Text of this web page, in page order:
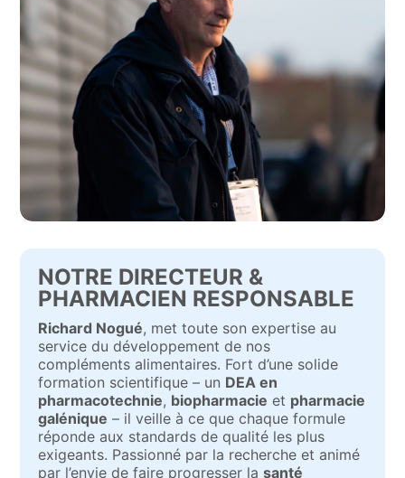
NOTRE DIRECTEUR &
PHARMACIEN RESPONSABLE
Richard Nogué, met toute son expertise au
service du développement de nos
compléments alimentaires. Fort d’une solide
formation scientifique – un DEA en
pharmacotechnie, biopharmacie et pharmacie
galénique – il veille à ce que chaque formule
réponde aux standards de qualité les plus
exigeants. Passionné par la recherche et animé
par l’envie de faire progresser lasanté